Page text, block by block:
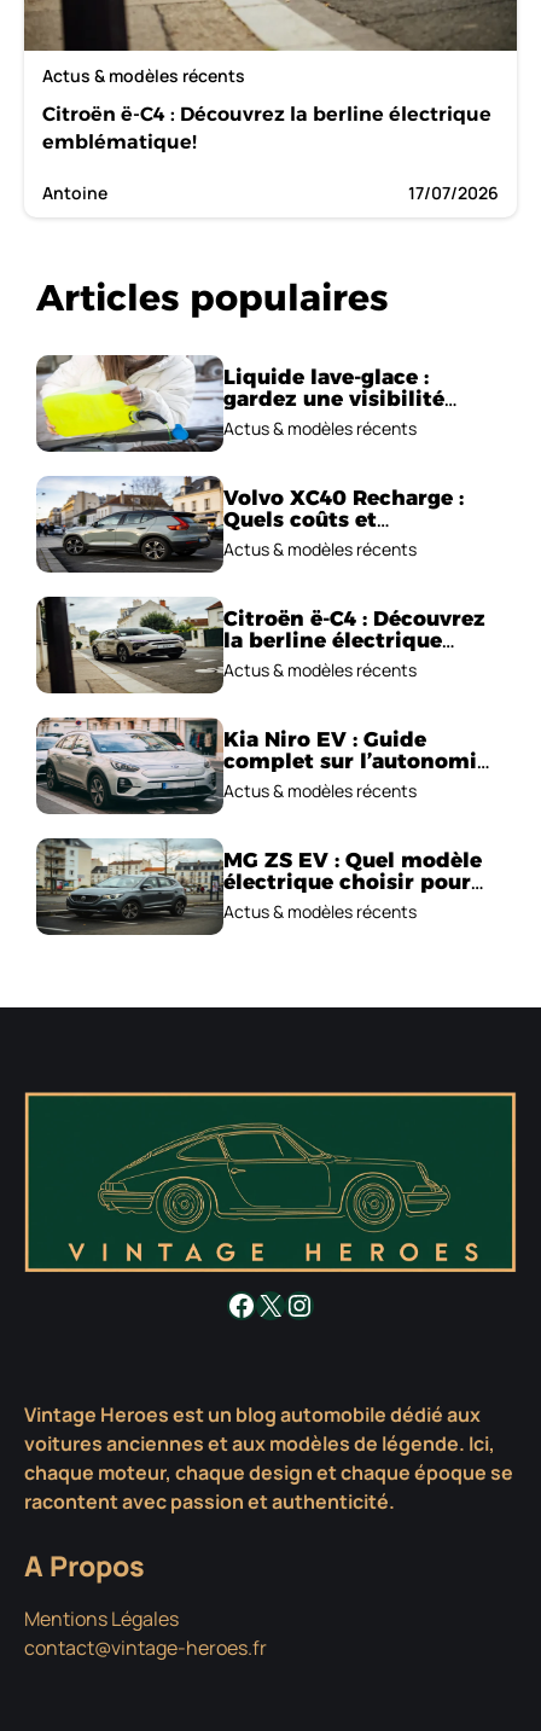
Actus & modèles récents
Citroën ë-C4 : Découvrez la berline électrique
emblématique!
Antoine 17/07/2026
Articles populaires
Liquide lave-glace :
gardez une visibilité
parfaite en voiture
Actus & modèles récents
Volvo XC40 Recharge :
Quels coûts et
performances
électriques ?
Actus & modèles récents
Citroën ë-C4 : Découvrez
la berline électrique
emblématique!
Actus & modèles récents
Kia Niro EV : Guide
complet sur l’autonomie
et le prix !
Actus & modèles récents
MG ZS EV : Quel modèle
électrique choisir pour
2026 ?
Actus & modèles récents
Facebook
X Instagram
Vintage Heroes est un blog automobile dédié aux
voitures anciennes et aux modèles de légende. Ici,
chaque moteur, chaque design et chaque époque se
racontent avec passion et authenticité.
A Propos
Mentions Légales
contact@vintage-heroes.fr